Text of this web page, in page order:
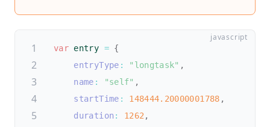
var entry = {
entryType : "longtask" ,
name : "self" ,
startTime : 148444.20000001788 ,
duration : 1262,